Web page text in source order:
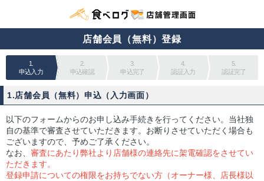
店舗会員（無料）登録
1.
申込入力
2.
申込確認
3.
申込完了
4.
認証入力
5.
認証完了
1.店舗会員（無料）申込（入力画面）
以下のフォームからのお申し込み手続きを行ってください。当社独
自の基準で審査させていただきます。お断りさせていただく場合も
ございますので、予めご了承ください。
なお、 審査にあたり弊社より店舗様の連絡先に架電確認をさせてい
ただきます。
登録申請についての権限をお持ちでない方（オーナー様、店長様以